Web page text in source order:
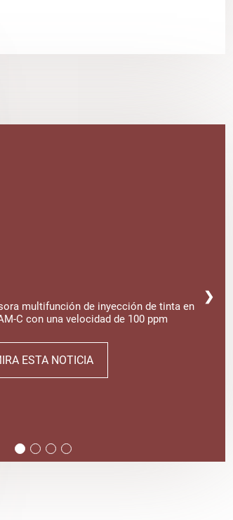
multifunción de inyección de tinta en
C con una velocidad de 100 ppm
ESTA NOTICIA
❯